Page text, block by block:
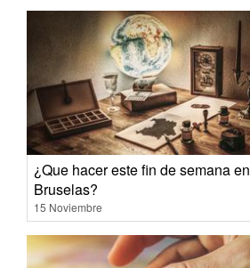
¿Que hacer este fin de semana en
Bruselas?
15 Noviembre